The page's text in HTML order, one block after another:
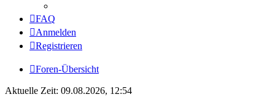
FAQ
Anmelden
Registrieren
Foren-Übersicht
Aktuelle Zeit: 09.08.2026, 12:54